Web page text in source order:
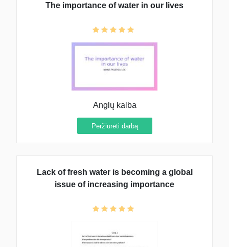
The importance of water in our lives
Anglų kalba
Peržiūrėti darbą
Lack of fresh water is becoming a global
issue of increasing importance